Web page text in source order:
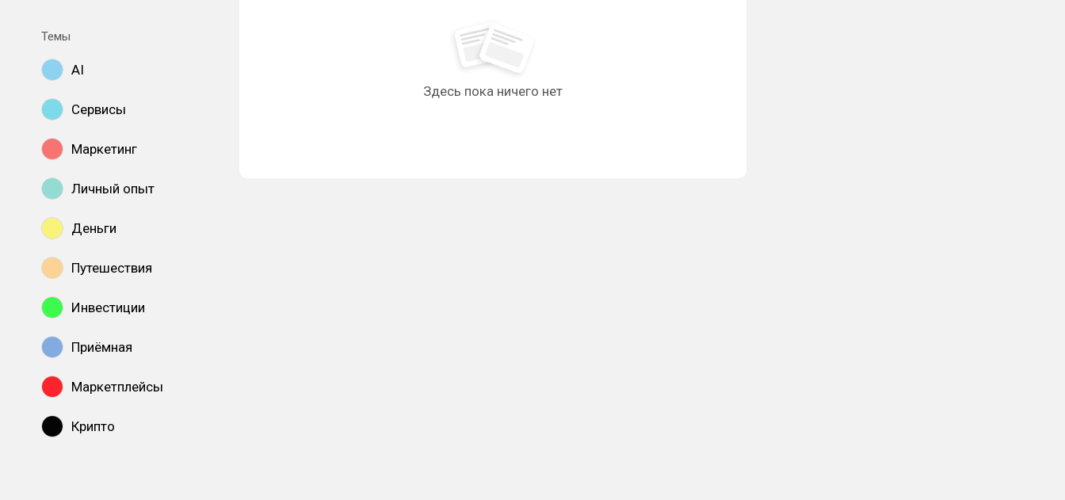
Темы
AI
Сервисы
Маркетинг
Личный опыт
Деньги
Путешествия
Инвестиции
Приёмная
Маркетплейсы
Крипто
Здесь пока ничего нет